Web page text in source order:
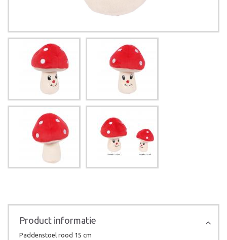
Product informatie
Paddenstoel rood 15 cm